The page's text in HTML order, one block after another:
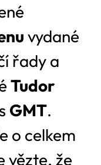
vydané
řady a
Tudor
GMT.
o celkem
vězte, že